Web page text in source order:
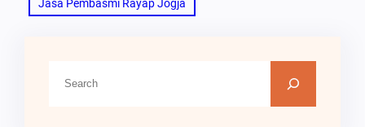
Jasa Pembasmi Rayap Jogja